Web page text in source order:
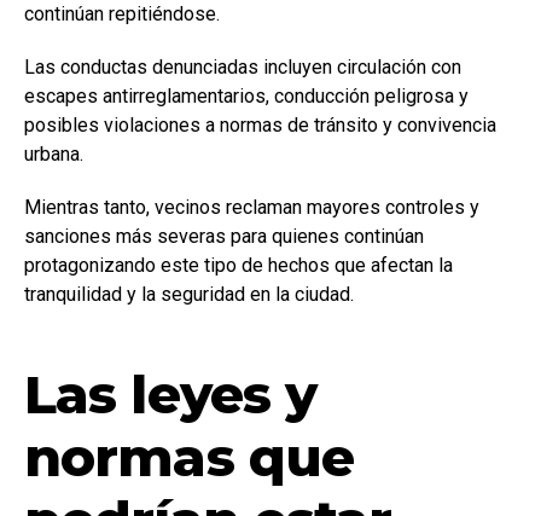
continúan repitiéndose.
Las conductas denunciadas incluyen circulación con
escapes antirreglamentarios, conducción peligrosa y
posibles violaciones a normas de tránsito y convivencia
urbana.
Mientras tanto, vecinos reclaman mayores controles y
sanciones más severas para quienes continúan
protagonizando este tipo de hechos que afectan la
tranquilidad y la seguridad en la ciudad.
Las leyes y
normas que